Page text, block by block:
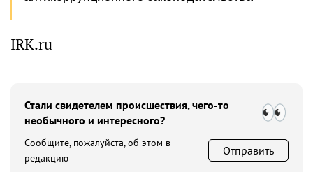
IRK.ru
Стали свидетелем происшествия, чего-то
необычного и интересного?
Сообщите, пожалуйста, об этом в
редакцию
Отправить